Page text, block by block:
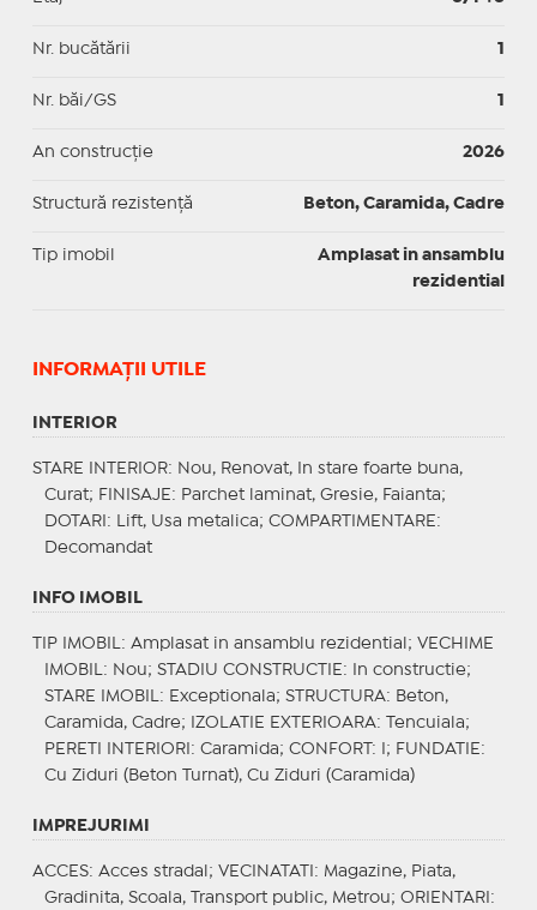
Nr. bucătării 1
Nr. băi/GS 1
An construcție 2026
Structură rezistență Beton, Caramida, Cadre
Tip imobil
Amplasat in ansamblu
rezidential
INFORMAŢII UTILE
INTERIOR
STARE INTERIOR: Nou, Renovat, In stare foarte buna,
Curat; FINISAJE : Parchet laminat, Gresie, Faianta;
DOTARI : Lift, Usa metalica; COMPARTIMENTARE :
Decomandat
INFO IMOBIL
TIP IMOBIL : Amplasat in ansamblu rezidential; VECHIME
IMOBIL : Nou; STADIU CONSTRUCTIE : In constructie;
STARE IMOBIL : Exceptionala; STRUCTURA: Beton,
Caramida, Cadre;
IZOLATIE EXTERIOARA: Tencuiala;
PERETI INTERIORI : Caramida; CONFORT : I; FUNDATIE :
Cu Ziduri (Beton Turnat), Cu Ziduri (Caramida)
IMPREJURIMI
ACCES: Acces stradal; VECINATATI : Magazine, Piata,
Gradinita, Scoala, Transport public, Metrou; ORIENTARI :